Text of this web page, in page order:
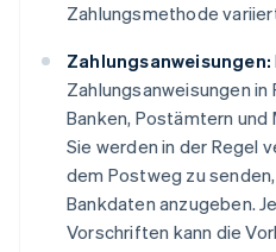
Zahlungsmethode
Zahlungsanweisungen:
Zahlungsanweisungen
Banken, Postämtern und
Sie werden in der Regel
dem Postweg zu
Bankdaten anzugeben.
Vorschriften kann die